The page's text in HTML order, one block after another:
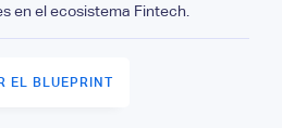
en el ecosistema Fintech.
EL BLUEPRINT